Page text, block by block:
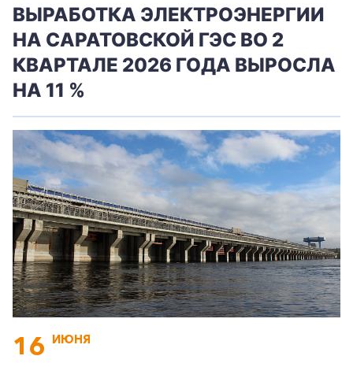
ВЫРАБОТКА ЭЛЕКТРОЭНЕРГИИ
НА САРАТОВСКОЙ ГЭС ВО 2
КВАРТАЛЕ 2026 ГОДА ВЫРОСЛА
НА 11 %
16 ИЮНЯ